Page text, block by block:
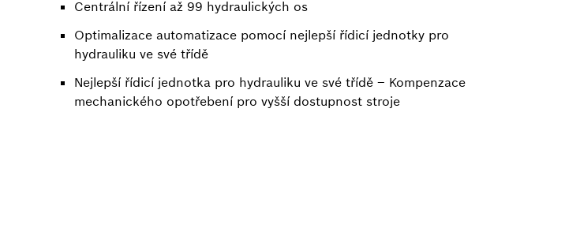
Centrální řízení až 99 hydraulických os
Optimalizace automatizace pomocí nejlepší řídicí jednotky pro
hydrauliku ve své třídě
Nejlepší řídicí jednotka pro hydrauliku ve své třídě – Kompenzace
mechanického opotřebení pro vyšší dostupnost stroje